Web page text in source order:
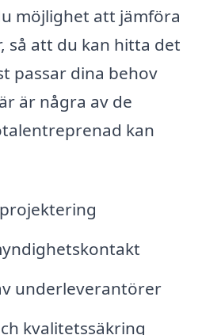
möjlighet att jämföra
så att du kan hitta det
passar dina behov
är några av de
kan
underleverantörer
kvalitetssäkring